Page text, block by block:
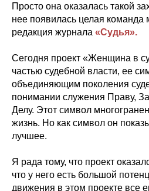
Просто она оказалась такой
нее появилась целая команда
редакция журнала «Судья».
Сегодня проект «Женщина в
частью судебной власти, ее
объединяющим поколения
понимании служения Праву,
Делу. Этот символ
жизнь. Но как символ он
лучшее.
Я рада тому, что проект
что у него есть большой
движения в этом проекте все